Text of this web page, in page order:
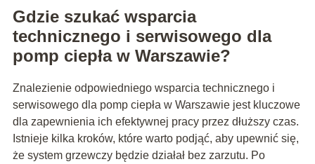
Gdzie szukać wsparcia
technicznego i serwisowego dla
pomp ciepła w Warszawie?
Znalezienie odpowiedniego wsparcia technicznego i
serwisowego dla pomp ciepła w Warszawie jest kluczowe
dla zapewnienia ich efektywnej pracy przez dłuższy czas.
Istnieje kilka kroków, które warto podjąć, aby upewnić się,
że system grzewczy będzie działał bez zarzutu. Po